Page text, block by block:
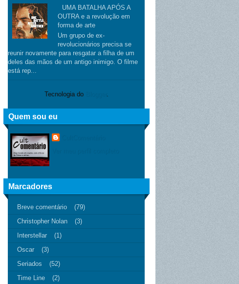
UMA BATALHA APÓS A
OUTRA e a revolução em
forma de arte
Um grupo de ex-
revolucionários precisa se
reunir novamente para resgatar a filha de um
deles das mãos de um antigo inimigo. O filme
está rep...
Tecnologia do
Quem sou eu
Marcadores
Breve comentário
(79)
Christopher Nolan
(3)
Interstellar
(1)
Oscar
(3)
Seriados
(52)
Time Line
(2)